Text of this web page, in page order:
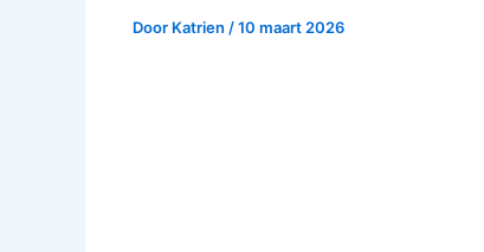
Door Katrien /10 maart 2026